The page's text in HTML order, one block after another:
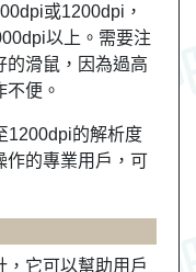
或1200dpi，
以上。需要注
的滑鼠，因為過高
便。
1200dpi的解析度
作的專業用戶，可
，它可以幫助用戶